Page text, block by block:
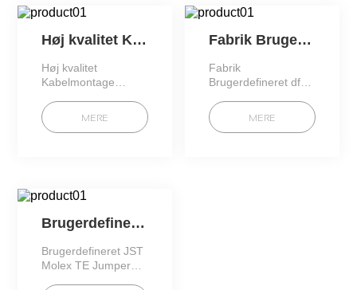
Høj kvalitet Kabelmontage Producent Brugerdefineret produktion Alle former for Brugerdefineret kabel
Høj kvalitet
Kabelmontage
Brugerdefineret
produktion Alle
MERE
Fabrik Brugerdefineret df14 til df14 laptop coaxia lvds kabel 10pin til 20 pin 10p 20p 30p til lcd d
Fabrik
Brugerdefineret df14
lvds kabel 10pin til
20 pin 10p 20p 30p
MERE
Brugerdefineret JST Molex TE Jumper Wire Harness og Cable Assembly Producent (OSEGA1271)
Brugerdefineret JST
Molex TE Jumper